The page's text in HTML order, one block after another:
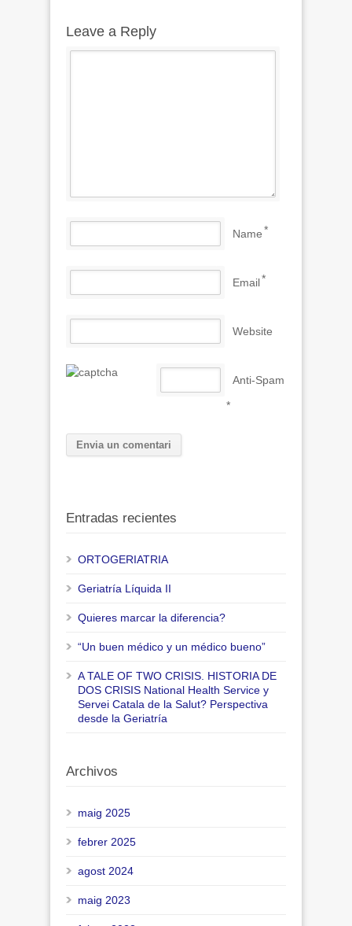
Leave a Reply
Name*
Email*
Website
Anti-Spam
*
Entradas recientes
ORTOGERIATRIA
Geriatría Líquida II
Quieres marcar la diferencia?
“Un buen médico y un médico bueno”
A TALE OF TWO CRISIS. HISTORIA DE
DOS CRISIS National Health Service y
Servei Catala de la Salut? Perspectiva
desde la Geriatría
Archivos
maig 2025
febrer 2025
agost 2024
maig 2023